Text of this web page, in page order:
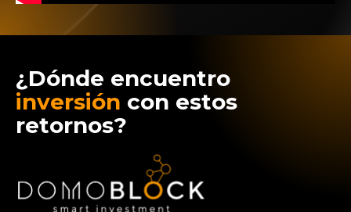
¿Dónde encuentro
inversión con estos
retornos?